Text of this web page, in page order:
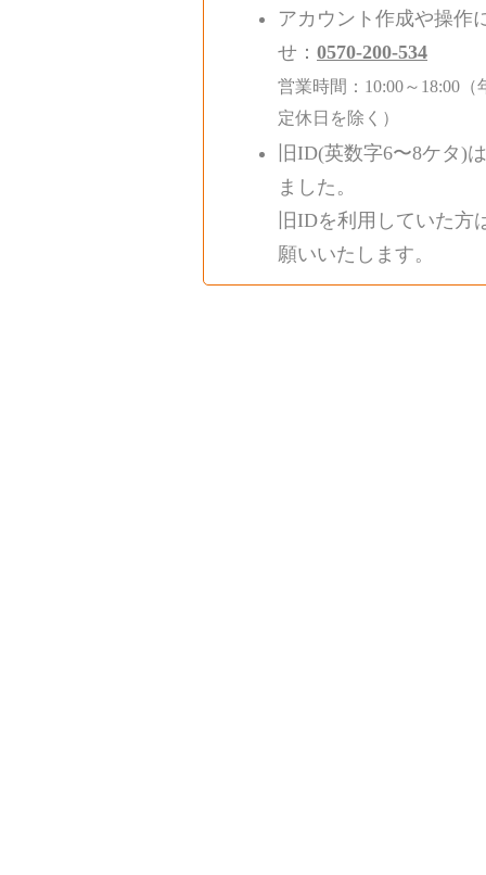
アカウント作成や操作
せ： 0570-200-534
営業時間：10:00～18:00
定休日を除く）
旧ID(英数字6〜8ケタ)は
ました。
旧IDを利用していた
願いいたします。